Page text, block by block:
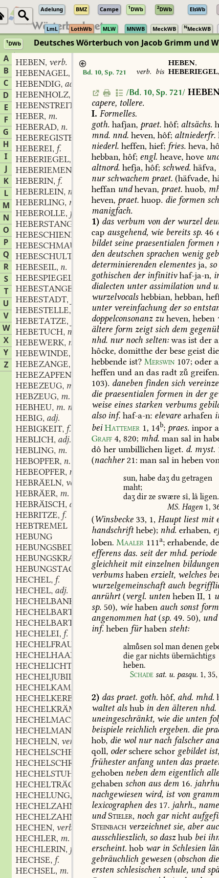
Adelung BMZ Campe 1DWb 2DWb ElsWb
LmL LothWb MLW MNWB MeckWB NMeckWB
1DWb Deutsches Wörterbuch von Jacob Grimm und
A
B
C
D
E
F
G
H
I
J
K
L
M
N
O
P
Q
R
S
T
U
V
W
X
Y
Z
HEBEN, verb.
HEBENAGEL,
HEBENDIG, adj.
HEBENHOLZ,
HEBENSTREIT
HEBER, m.
HEBERAD, n.
HEBEREGISTER
HEBEREI, f.
HEBERIEGEL,
HEBERIEMEN
HEBERIN, f.
HEBERLEIN, n.
HEBERLING, m.
HEBEROLLE, f.
HEBERSTANGE
HEBESCHIENE
HEBESCHMAUS
m.
HEBESCHULTER
HEBESEIL, n.
HEBESPIEGEL
HEBESTANGE
HEBESTADT,
HEBESTELLE,
HEBETATZE,
HEBETUCH, n.
HEBEWERK, n.
HEBEWINDE,
HEBEZANGE,
HEBEZAPFEN
HEBEZEUG, m.
HEBZEUG, m.
HEBHEU, m. n.
HEBIG, adj.
HEBIGKEIT, f.
HEBLICH, adj. und adv.
HEBLING, m.
HEBOPFER, n.
HEBEOPFER, n.
HEBRÄELN, verb.
HEBRÄER, m.
HEBRÄISCH, adj. und adv.
HEBRITZE, f.
HEBTREMEL
HEBUNG
HEBUNGSBEDIENTER,m.
HEBUNGSKRAFT
f.
HEBUNGSTAG
HECHEL, f.
HECHEL, adj.
HECHELBANK
HECHELBART
HECHELBARTIG
adj.
HECHELEI, f.
HECHELFRAU
HECHELHAAR
HECHELICHT
HECHELJUBILIERER
HECHELKAMM
HECHELKERBEL
m.
HECHELKRÄMER
m.
HECHELMACHER
,m.
HECHELMANN
HECHELN, verb.
HECHELSCHERZ
m.
HECHELSCHRIFT
f.
HECHELSTUHL
m.
HECHELTRÄGER
m.
HECHELUNG,
HECHELZAHN
HECHELZAHNMÄSZIG,adj.
HECHEN, verb.
HECHLER, m.
HECHLERIN, f.
HECHSE, f.
HECHSEL, m.
Bd. 10, Sp. 721
HEBEN,
verb. bis HEBERIEGEL
/Bd. 10, Sp. 721/
capere, tollere.
I. Formelles.
goth. hafjan, praet. hôf; altsächs.
mnd. nnd. heven, hôf; altniederfr.
niederl. heffen, hief; fries. heva,
hebban, hôf; engl. heave, hove
altnord. hefja, hôf; schwed. häfva,
nurschwachem praet. (häfvade,
heffan undhevan, praet. huob,
heven, praet. huop. die formen
manigfach.
1) das verbum von derwurzel
cap ausgehend, wie bereits sp. 46
bildetseine praesentialen formen
den deutschen sprachen wenig
determinierenden elementes ja, so
gothischen derinfinitivhaf-ja-n,
dialecten unterassimilation und
wurzelvocals hebbian, hebban,
untervereinfachungderso
doppelconsonanzzu heven, heben
ältere form zeigtsich dem
nhd. nurnoch selten:was ist der
hôcke, domitthe der bese geist
hebbende ist? Merswin 107; oder
heffen und an das radt z greifen.
103). daneben finden sich
die praesentialen formen in der
weise eines starken verbums
alsoinf. haf-a-n: elevare arhafen
bei Hattemer 1, 14b; praes. inpor
Graff 4, 820; mhd. man sal in
dô her umbillîchen liget. d. myst.
(nachher21: man sal in heben
sun, habe daʒ du getragen
maht;
daʒ dir ze swære sî, lâ ligen.
MS. Hagen 1,
(Winsbecke 33, 1, Hauptliestmit
handschrifthebe); nhd. erhaben,
loben. Maaler 111a; erhabende,
efferens das. seitdermhd. periode
gleichheitmiteinzelnen bildungen
verbums haben erzielt, welches
wurzelgemeinschaftauch
anrührt(vergl. unten heben II, 1
sp. 50), wie haben auch sonst
angenommen hat(sp. 49. 50), und
inf. heben fürhaben steht:
almsen solman denen
die gar nichts übernächtigs
heben.
Schade sat. u. pasqu. 1, 35,
2) das praet. goth. hôf, ahd. mhd.
waltetals hub in den älteren nhd.
uneingeschränkt, wie die unten
beispiele reichlich ergeben. die
hob, die wolnurnach falscher
qoll, oderschere schor gebildet
frühesteranfangunten das
gehoben neben dem eigentlich
gehaben schon aus dem 16.
nachgewiesen wird, istvon
lexicographen des 17. jahrh.,
und Stieler, noch garnicht
Steinbach verzeichnetsie, aber
ausschlieszlich, sodaszhub bei
erscheint. hob warin Schlesien
gebräuchlich gewesen (obschon die
ersten schlesischen schule, und